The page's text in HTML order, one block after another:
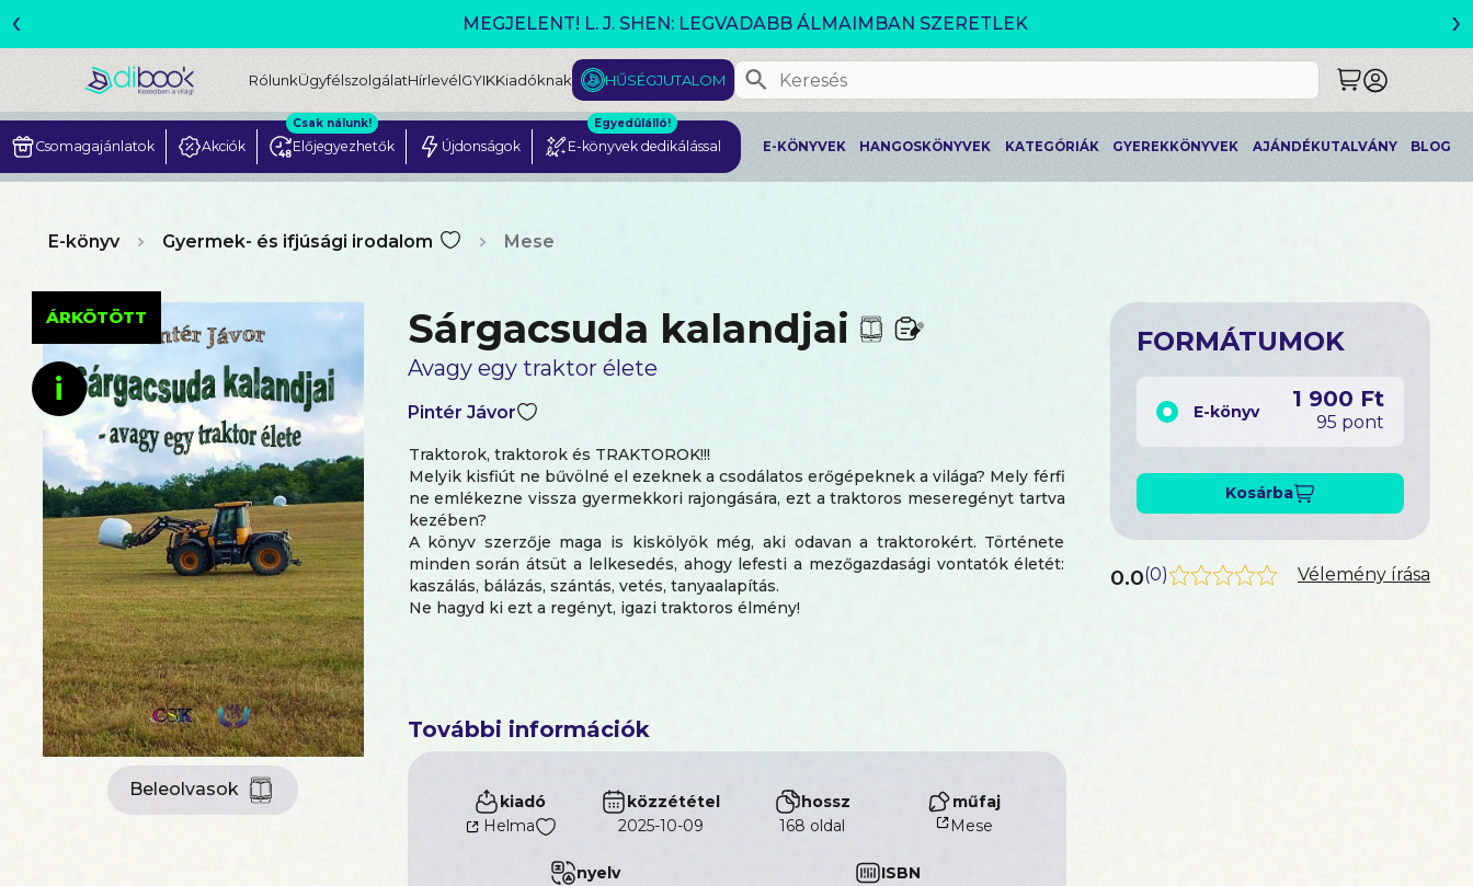
MEGJELENT! L. J. SHEN: LEGVADABB ÁLMAIMBAN SZERETLEK
‹ ›
RólunkÜgyfélszolgálatHírlevélGYIKKiadóknak HŰSÉGJUTALOM
Csomagajánlatok Akciók Előjegyezhetők
Csak nálunk!
Újdonságok E-könyvek dedikálással
Egyedülálló!
E-KÖNYVEK HANGOSKÖNYVEK KATEGÓRIÁK GYEREKKÖNYVEK AJÁNDÉKUTALVÁNY BLOG
E-könyv Gyermek- és ifjúsági irodalom Mese
ÁRKÖTÖTT
i
Beleolvasok
Sárgacsuda kalandjai
Avagy egy traktor élete
Pintér Jávor
Traktorok, traktorok és TRAKTOROK!!!
Melyik kisfiút ne bűvölné el ezeknek a csodálatos erőgépeknek a világa? Mely férfi
ne emlékezne vissza gyermekkori rajongására, ezt a traktoros meseregényt tartva
kezében?
A könyv szerzője maga is kiskölyök még, aki odavan a traktorokért. Története
minden során átsüt a lelkesedés, ahogy lefesti a mezőgazdasági vontatók életét:
kaszálás, bálázás, szántás, vetés, tanyaalapítás.
Ne hagyd ki ezt a regényt, igazi traktoros élmény!
További információk
kiadó
Helma
közzététel
2025-10-09
hossz
168 oldal
műfaj
Mese
nyelv
ISBN
FORMÁTUMOK
E-könyv 1 900 Ft
95 pont
Kosárba
0.0(0) Vélemény írása